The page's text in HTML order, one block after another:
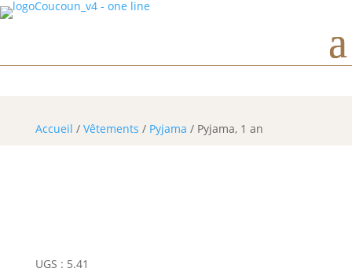
Accueil / Vêtements / Pyjama / Pyjama, 1 an
UGS : 5.41